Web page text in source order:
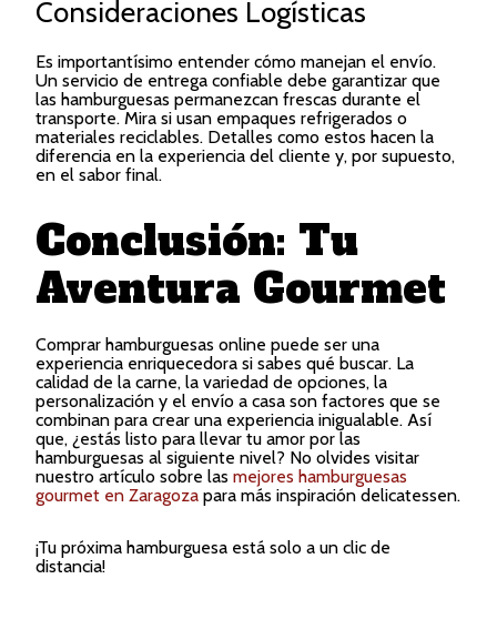
Consideraciones Logísticas
Es importantísimo entender cómo manejan el envío.
Un servicio de entrega confiable debe garantizar que
las hamburguesas permanezcan frescas durante el
transporte. Mira si usan empaques refrigerados o
materiales reciclables. Detalles como estos hacen la
diferencia en la experiencia del cliente y, por supuesto,
en el sabor final.
Conclusión: Tu
Aventura Gourmet
Comprar hamburguesas online puede ser una
experiencia enriquecedora si sabes qué buscar. La
calidad de la carne, la variedad de opciones, la
personalización y el envío a casa son factores que se
combinan para crear una experiencia inigualable. Así
que, ¿estás listo para llevar tu amor por las
hamburguesas al siguiente nivel? No olvides visitar
nuestro artículo sobre lasmejores hamburguesas
gourmet en Zaragoza para más inspiración delicatessen.
¡Tu próxima hamburguesa está solo a un clic de
distancia!